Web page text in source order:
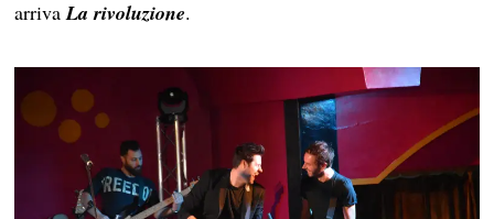
arrivaLa rivoluzione.